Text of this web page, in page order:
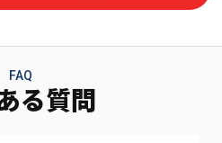
FAQ
る質問